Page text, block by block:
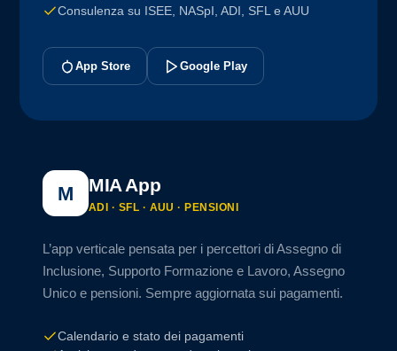
Consulenza su ISEE, NASpI, ADI, SFL e AUU
App Store Google Play
M MIA App
ADI · SFL · AUU · PENSIONI
L’app verticale pensata per i percettori di Assegno di
Inclusione, Supporto Formazione e Lavoro, Assegno
Unico e pensioni. Sempre aggiornata sui pagamenti.
Calendario e stato dei pagamenti